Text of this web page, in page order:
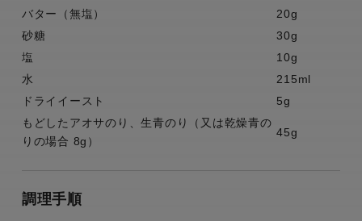
バター（無塩）
20g
砂糖
30g
塩
10g
水
215ml
ドライイースト
5g
もどしたアオサのり、生青のり（又は乾燥青の
りの場合 8g）
45g
調理手順